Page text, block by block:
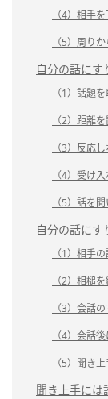
（4）相手
（5）周り
自分の話に
（1）話題
（2）距離を
（3）反応
（4）受け
（5）話を
自分の話にす
（1）相手
（2）相槌
（3）会話
（4）会話
（5）聞き
聞き上手には